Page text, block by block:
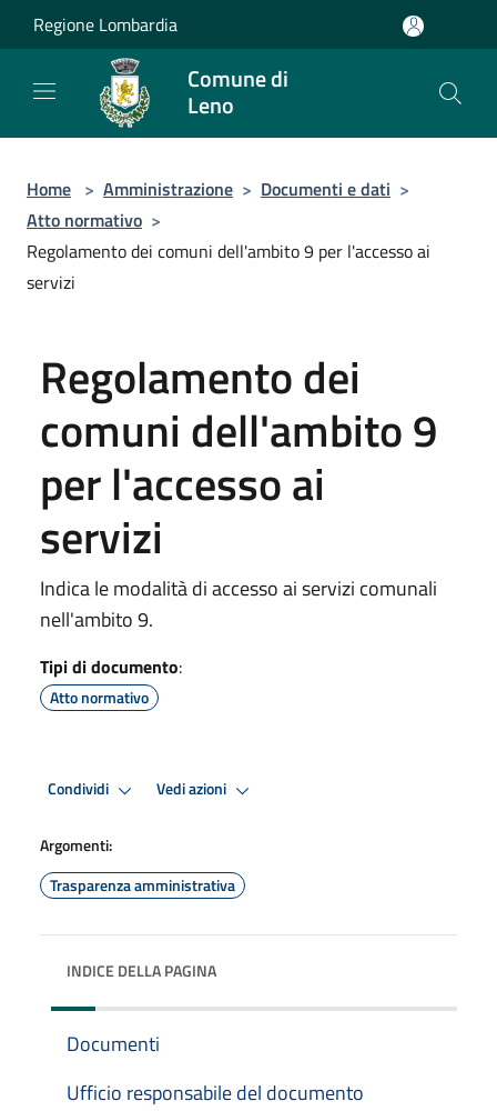
Salta al contenuto principale
Regione Lombardia
Comune di
Leno
Home > Amministrazione > Documenti e dati >
Atto normativo >
Regolamento dei comuni dell'ambito 9 per l'accesso ai
servizi
Regolamento dei
comuni dell'ambito 9
per l'accesso ai
servizi
Indica le modalità di accesso ai servizi comunali
nell'ambito 9.
Tipi di documento:
Atto normativo
Condividi Vedi azioni
Argomenti:
Trasparenza amministrativa
INDICE DELLA PAGINA
Documenti
Ufficio responsabile del documento